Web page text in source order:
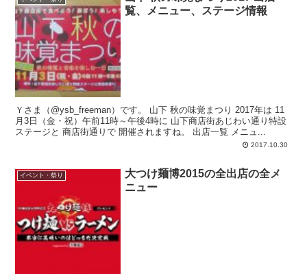
覧、メニュー、ステージ情報
Ｙさま（@ysb_freeman）です。 山下 秋の味覚まつり 2017年は 11
月3日（金・祝）午前11時～午後4時に 山下商店街あじわい通り特設
ステージと 商店街通りで 開催されますね。 出店一覧 メニュ...
2017.10.30
イベント・祭り
大つけ麺博2015の全出店の全メ
ニュー